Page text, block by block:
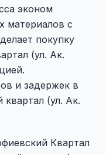
эконом
материалов с
покупку
(ул. Ак.
и задержек в
(ул. Ак.
Квартал